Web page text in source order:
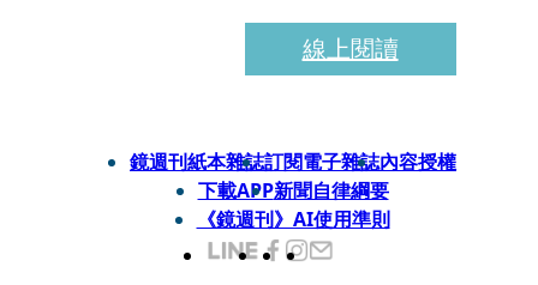
線上閱讀
鏡週刊紙本雜誌訂閱電子雜誌內容授權
下載APP新聞自律綱要
《鏡週刊》AI使用準則